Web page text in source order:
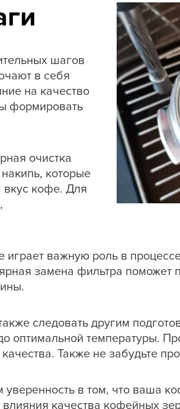
шагов
в себя
на качество
формировать
очистка
которые
вкус кофе. Для
важную роль в
замена фильтра поможет
следовать другим
оптимальной температуры.
Также не забудьте
в том, что ваша
качества кофейных